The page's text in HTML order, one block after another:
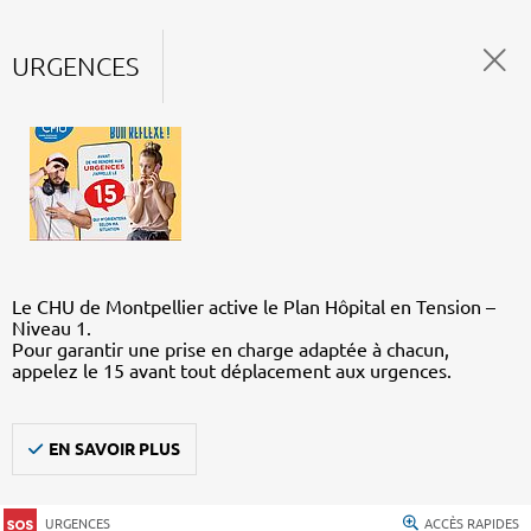
URGENCES
Le CHU de Montpellier active le Plan Hôpital en Tension –
Niveau 1.
Pour garantir une prise en charge adaptée à chacun,
appelez le 15 avant tout déplacement aux urgences.
EN SAVOIR PLUS
URGENCES ACCÈS RAPIDES